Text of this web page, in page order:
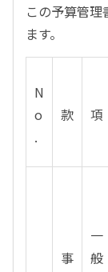
この予算管
ます。
N
o
.
款 項
事
一
般